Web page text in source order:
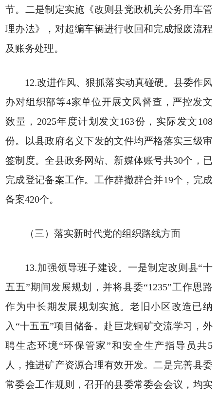
节。二是制定实施《改则县党政机关公务用车管
理办法》，对超编车辆进行收回和完成报废流程
及账务处理。
12.改进作风、狠抓落实动真碰硬。县委作风
办对组织部等4家单位开展文风督查，严控发文
数量，2025年度计划发文163份，实际发文108
份。以县政府名义下发的文件均严格落实三级审
签制度。全县政务网站、新媒体账号共30个，已
完成登记备案工作。工作群撤群合并19个，完成
备案420个。
（三）落实新时代党的组织路线方面
13.加强领导班子建设。一是制定改则县“十
五五”期间发展规划，并将县委“1235”工作思路
作为中长期发展规划实施。老旧小区改造已纳
入“十五五”项目储备。赴巨龙铜矿交流学习，外
聘生态环境“环保管家”和安全生产指导员共5
人，推进矿产资源合理有效开发。二是完善县委
常委会工作规则，召开的县委常委会会议，均实